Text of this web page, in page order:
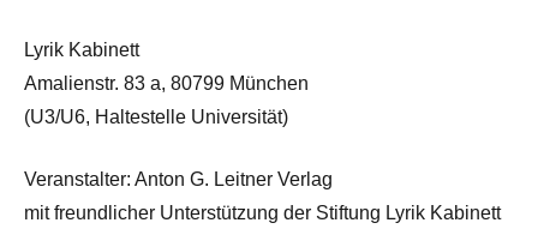
Lyrik Kabinett
Amalienstr. 83 a, 80799 München
(U3/U6, Haltestelle Universität)
Veranstalter: Anton G. Leitner Verlag
mit freundlicher Unterstützung der Stiftung Lyrik Kabinett